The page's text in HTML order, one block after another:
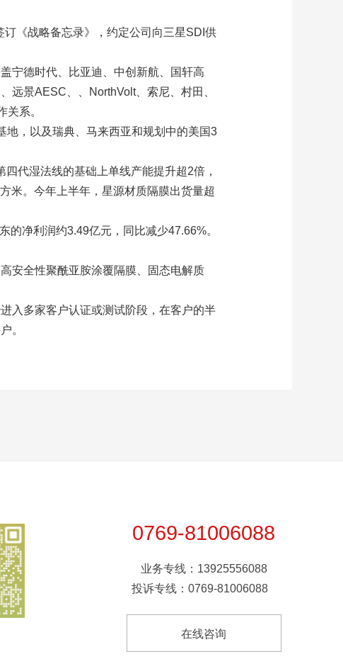
《战略备忘录》，约定公司向三星SDI供
宁德时代、比亚迪、中创新航、国轩高
远景AESC、、NorthVolt、索尼、村田、
系。
地，以及瑞典、马来西亚和规划中的美国3
代湿法线的基础上单线产能提升超2倍，
米。今年上半年，星源材质隔膜出货量超
净利润约3.49亿元，同比减少47.66%。
安全性聚酰亚胺涂覆隔膜、固态电解质
入多家客户认证或测试阶段，在客户的半
。
0769-81006088
业务专线：13925556088
投诉专线：0769-81006088
在线咨询